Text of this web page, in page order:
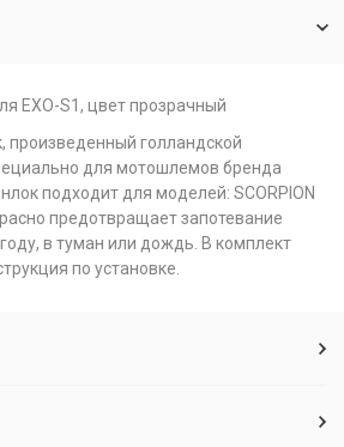
EXO-S1, цвет прозрачный
произведенный голландской
для мотошлемов бренда
подходит для моделей: SCORPION
предотвращает запотевание
в туман или дождь. В комплект
по установке.